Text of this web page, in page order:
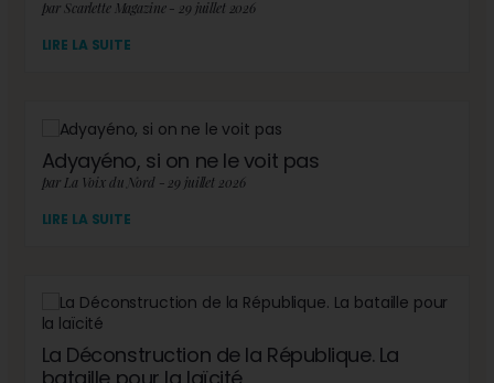
par Scarlette Magazine - 29 juillet 2026
LIRE LA SUITE
Adyayéno, si on ne le voit pas
par La Voix du Nord - 29 juillet 2026
LIRE LA SUITE
La Déconstruction de la République. La